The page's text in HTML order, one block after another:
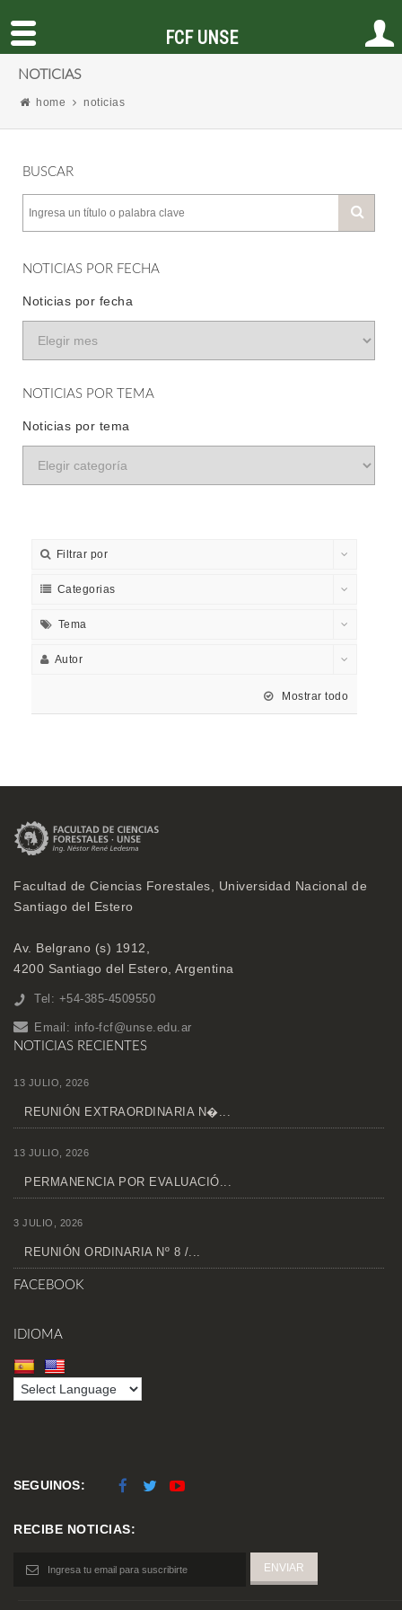
NOTICIAS
home noticias
BUSCAR
NOTICIAS POR FECHA
Noticias por fecha
NOTICIAS POR TEMA
Noticias por tema
Filtrar por
Categorias
Tema
Autor
Mostrar todo
Facultad de Ciencias Forestales, Universidad Nacional de
Santiago del Estero
Av. Belgrano (s) 1912,
4200 Santiago del Estero, Argentina
Tel: +54-385-4509550
Email: info-fcf@unse.edu.ar
NOTICIAS RECIENTES
13 JULIO, 2026
REUNIÓN EXTRAORDINARIA N�...
13 JULIO, 2026
PERMANENCIA POR EVALUACIÓ...
3 JULIO, 2026
REUNIÓN ORDINARIA Nº 8 /...
FACEBOOK
IDIOMA
SEGUINOS:
RECIBE NOTICIAS:
FCF UNSE